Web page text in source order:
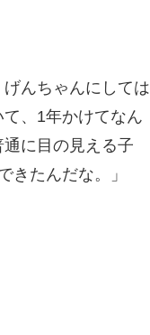
んちゃんにしては
、1年かけてなん
に目の見える子
きたんだな。」